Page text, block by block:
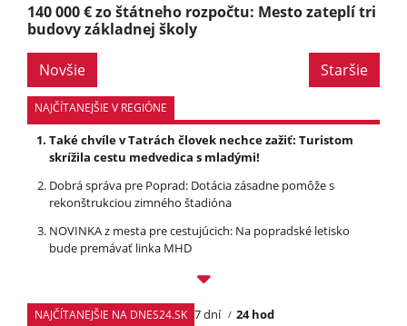
140 000 € zo štátneho rozpočtu: Mesto zateplí tri
budovy základnej školy
Novšie Staršie
NAJČÍTANEJŠIE V REGIÓNE
Také chvíle v Tatrách človek nechce zažiť: Turistom
skrížila cestu medvedica s mladými!
Dobrá správa pre Poprad: Dotácia zásadne pomôže s
rekonštrukciou zimného štadióna
NOVINKA z mesta pre cestujúcich: Na popradské letisko
bude premávať linka MHD
NAJČÍTANEJŠIE NA DNES24.SK 7 dní
24 hod